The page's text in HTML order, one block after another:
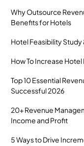
Why Outsource
Benefits for Hotels
Hotel Feasibility Study
How To Increase
Top 10 Essential
Successful 2026
20+ Revenue
Income and Profit
5 Ways to Drive